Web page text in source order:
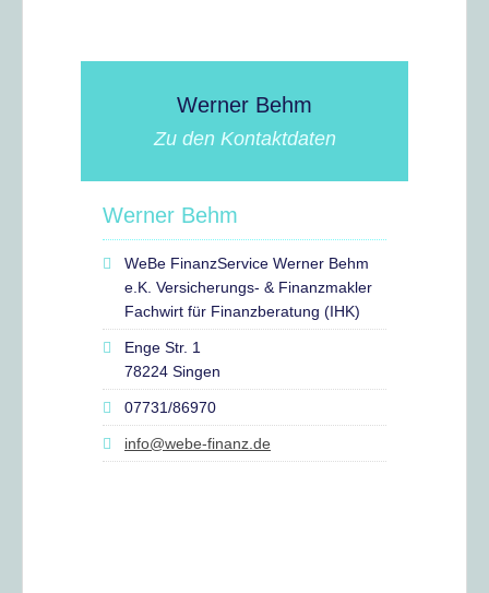
Werner Behm
Zu den Kontaktdaten
Werner Behm
WeBe FinanzService Werner Behm
e.K. Versicherungs- & Finanzmakler
Fachwirt für Finanzberatung (IHK)
Enge Str. 1
78224 Singen
07731/86970
info@webe-finanz.de